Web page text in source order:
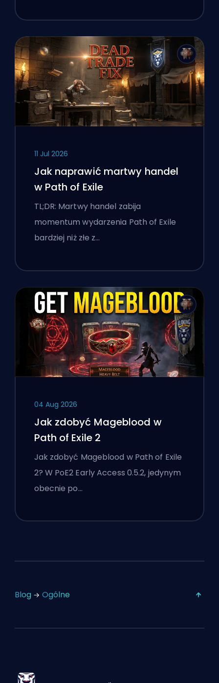
11 Jul 2026
Jak naprawić martwy handel
w Path of Exile
TL;DR: Martwy handel zabija
momentum wydarzenia Path of Exile
bardziej niż złe z…
04 Aug 2026
Jak zdobyć Mageblood w
Path of Exile 2
Jak zdobyć Mageblood w Path of Exile
2? W PoE2 Early Access 0.5.2, jedynym
obecnie po…
Blog Ogólne